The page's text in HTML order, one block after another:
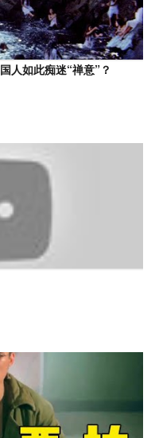
人如此痴迷“禅意”？